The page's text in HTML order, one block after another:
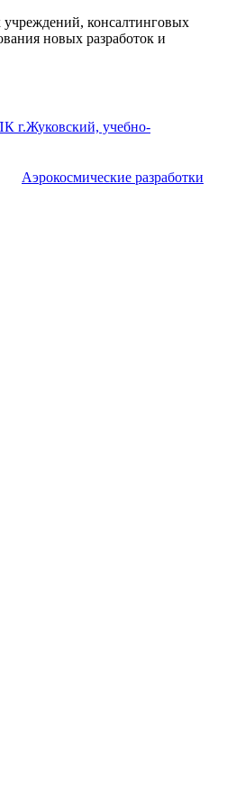
консалтинговых
новых разработок и
г.Жуковский, учебно-
Аэрокосмические разработки